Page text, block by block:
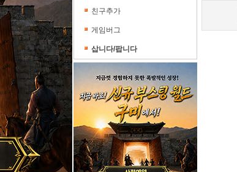
친구추가
게임버그
삽니다/팝니다